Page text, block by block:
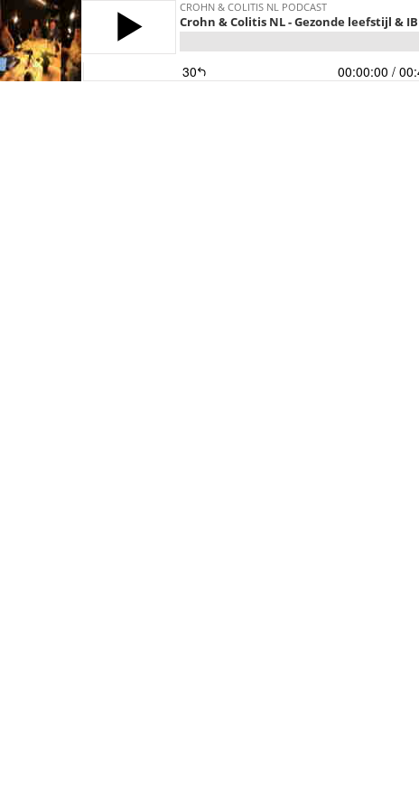
CROHN & COLITIS NL PODCAST
Crohn & Colitis NL - Gezonde leefstijl &
30 00:00:00 /